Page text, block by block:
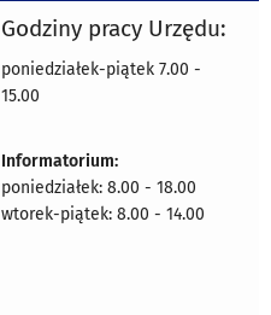
Godziny pracy Urzędu:
poniedziałek-piątek 7.00 -
15.00
Informatorium:
poniedziałek: 8.00 - 18.00
wtorek-piątek: 8.00 - 14.00